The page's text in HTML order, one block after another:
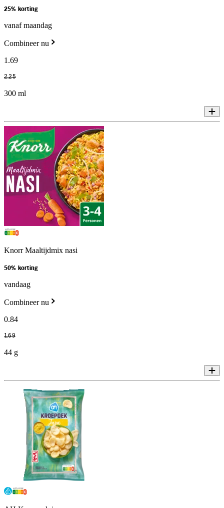
25% korting
vanaf maandag
Combineer nu
1.69
2.25
300 ml
Knorr Maaltijdmix nasi
50% korting
vandaag
Combineer nu
0.84
1.69
44 g